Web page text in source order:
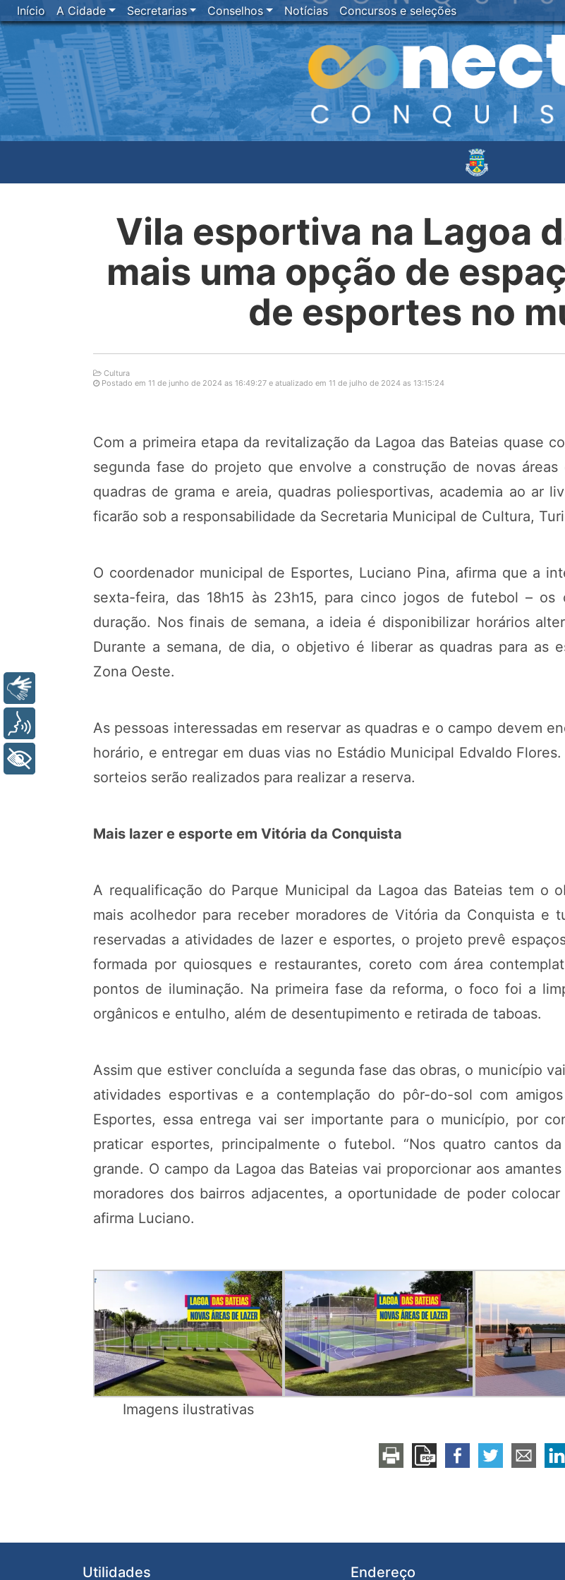
Início A Cidade Secretarias Conselhos Notícias Concursos e seleções
Vila esportiva na Lagoa
mais uma opção de
de esportes no
Cultura
Postado em 11 de junho de 2024 as 16:49:27 e atualizado em 11 de julho de 2024 as 13:15:24
Com a primeira etapa da revitalização da Lagoa das Bateias quase
segunda fase do projeto que envolve a construção de novas
quadras de grama e areia, quadras poliesportivas, academia ao ar
ficarão sob a responsabilidade da Secretaria Municipal de Cultura,
O coordenador municipal de Esportes, Luciano Pina, afirma que a
sexta-feira, das 18h15 às 23h15, para cinco jogos de futebol – os
duração. Nos finais de semana, a ideia é disponibilizar horários
Durante a semana, de dia, o objetivo é liberar as quadras para as
Zona Oeste.
As pessoas interessadas em reservar as quadras e o campo devem
horário, e entregar em duas vias no Estádio Municipal Edvaldo
sorteios serão realizados para realizar a reserva.
Mais lazer e esporte em Vitória da Conquista
A requalificação do Parque Municipal da Lagoa das Bateias tem o
mais acolhedor para receber moradores de Vitória da Conquista e
reservadas a atividades de lazer e esportes, o projeto prevê
formada por quiosques e restaurantes, coreto com área
pontos de iluminação. Na primeira fase da reforma, o foco foi a
orgânicos e entulho, além de desentupimento e retirada de taboas.
Assim que estiver concluída a segunda fase das obras, o município
atividades esportivas e a contemplação do pôr-do-sol com
Esportes, essa entrega vai ser importante para o município, por
praticar esportes, principalmente o futebol. “Nos quatro cantos
grande. O campo da Lagoa das Bateias vai proporcionar aos
moradores dos bairros adjacentes, a oportunidade de poder
afirma Luciano.
Imagens ilustrativas
Utilidades Endereço
+ Acessibilidade